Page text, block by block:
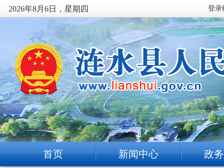
2026年8月6日，星期四
首页 新闻中心 政